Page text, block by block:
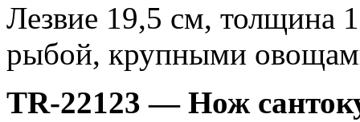
Лезвие 19,5 см, толщина
рыбой, крупными
TR-22123 — Нож